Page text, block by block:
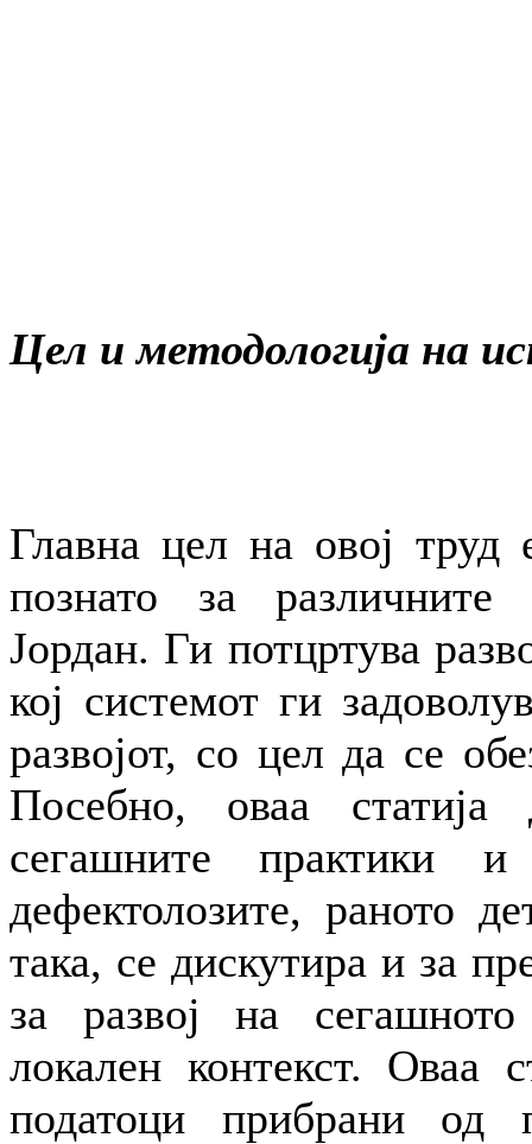
Цел и методологија на
Главна цел на овој
познато за
Јордан. Ги потцртува
кој системот ги
развојот, со цел да се
Посебно, оваа статија
сегашните практики
дефектолозите, раното
така, се дискутира и за
за развој на
локален контекст. Оваа
податоци прибрани од